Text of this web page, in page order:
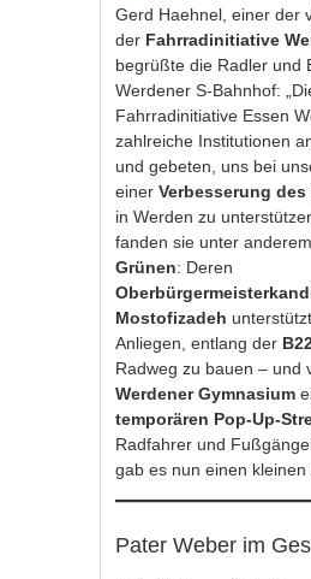
Gerd Haehnel, einer der
der Fahrradinitiative
begrüßte die Radler und
Werdener S-Bahnhof:
Fahrradinitiative Essen
zahlreiche Institutionen
und gebeten, uns bei
einerVerbesserung des
in Werden zu
fanden sie unter
Grünen: Deren
Mostofizadeh
Anliegen, entlang der
Radweg zu bauen – und
Werdener Gymnasium
temporären Pop-Up-
Radfahrer und
gab es nun einen kleinen
Pater Weber im